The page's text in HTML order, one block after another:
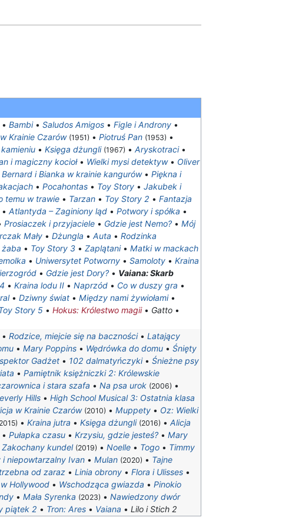
• Bambi• Saludos Amigos • Figle i Androny •
Krainie Czarów (1951) • Piotruś Pan (1953) •
• Księga dżungli (1967) • Aryskotraci•
i magiczny kocioł• Wielki mysi detektyw• Oliver
Bernard i Bianka w krainie kangurów• Piękna i
• Pocahontas • Toy Story • Jakubek i
temu w trawie • Tarzan • Toy Story 2 • Fantazja
• Atlantyda – Zaginiony ląd • Potwory i spółka •
Prosiaczek i przyjaciele • Gdzie jest Nemo? • Mój
Mały • Dżungla • Auta • Rodzinka
• Toy Story 3 • Zaplątani• Matki w mackach
• Uniwersytet Potworny • Samoloty • Kraina
• Gdzie jest Dory? • Vaiana: Skarb
• Kraina lodu II • Naprzód • Co w duszy gra •
• Dziwny świat • Między nami żywiołami•
Story 5 • Hokus: Królestwo magii• Gatto •
• Rodzice, miejcie się na baczności• Latający
• Mary Poppins • Wędrówka do domu • Śnięty
Gadżet • 102 dalmatyńczyki• Śnieżne psy
• Pamiętnik księżniczki 2: Królewskie
i stara szafa • Na psa urok (2006) •
Hills • High School Musical 3: Ostatnia klasa
w Krainie Czarów (2010) • Muppety • Oz: Wielki
• Kraina jutra • Księga dżungli (2016) • Alicja
• Pułapka czasu • Krzysiu, gdzie jesteś? • Mary
Zakochany kundel (2019) • Noelle • Togo • Timmy
i niepowtarzalny Ivan • Mulan (2020) • Tajne
od zaraz • Linia obrony • Flora i Ulisses •
Hollywood • Wschodząca gwiazda • Pinokio
• Mała Syrenka (2023) • Nawiedzony dwór
piątek 2 • Tron: Ares • Vaiana • Lilo i Stich 2